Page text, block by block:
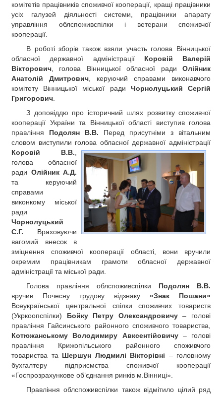
комітетів працівників споживчої кооперації, кращі працівники
усіх галузей діяльності системи, працівники апарату
управління облспоживспілки і ветерани споживчої
кооперації.
В роботі зборів також взяли участь голова Вінницької
обласної державної адміністрації Коровій Валерій
Вікторович , голова Вінницької обласної ради Олійник
Анатолій Дмитрович , керуючий справами виконавчого
комітету Вінницької міської ради Чорнолуцький Сергій
Григорович
З доповіддю про історичний шлях розвитку споживчої
кооперації України та Вінницької області виступив голова
правління Подолян В.В. Перед присутніми з вітальним
словом виступили голова обласної державної адміністрації
Коровій В.В.
голова обласної
ради Олійник А.Д.
та керуючий
справами
виконкому міської
ради
Чорнолуцький
С.Г. Враховуючи
вагомий внесок в
зміцнення споживчої кооперації області, вони вручили
окремим працівникам грамоти обласної державної
адміністрації та міської ради.
Голова правління облспоживспілки Подолян В.В.
вручив Почесну трудову відзнаку «Знак Пошани»
Всеукраїнської центральної спілки споживчих товариств
(Укркоопспілки) Бойку Петру Олександровичу– голові
правління Гайсинського районного споживчого товариства,
Котюжанському Володимиру Авксентійовичу– голові
правління Крижопільського районного споживчого
товариства та Шершун Людмилі Вікторівні – головному
бухгалтеру підприємства споживчої кооперації
«Госпрозрахункове об’єднання ринків м.Вінниці».
Правління облспоживспілки також відмітило цілий ряд